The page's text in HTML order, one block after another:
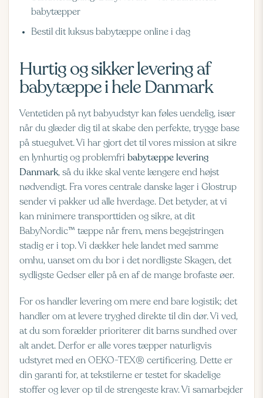
babytæpper
Bestil dit luksus babytæppe online i dag
Hurtig og sikker levering af
babytæppe i hele Danmark
Ventetiden på nyt babyudstyr kan føles uendelig, især
når du glæder dig til at skabe den perfekte, trygge base
på stuegulvet. Vi har gjort det til vores mission at sikre
en lynhurtig og problemfri babytæppe levering
Danmark, så du ikke skal vente længere end højst
nødvendigt. Fra vores centrale danske lager i Glostrup
sender vi pakker ud alle hverdage. Det betyder, at vi
kan minimere transporttiden og sikre, at dit
BabyNordic™ tæppe når frem, mens begejstringen
stadig er i top. Vi dækker hele landet med samme
omhu, uanset om du bor i det nordligste Skagen, det
sydligste Gedser eller på en af de mange brofaste øer.
For os handler levering om mere end bare logistik; det
handler om at levere tryghed direkte til din dør. Vi ved,
at du som forælder prioriterer dit barns sundhed over
alt andet. Derfor er alle vores tæpper naturligvis
udstyret med en OEKO-TEX® certificering. Dette er
din garanti for, at tekstilerne er testet for skadelige
stoffer og lever op til de strengeste krav. Vi samarbejder